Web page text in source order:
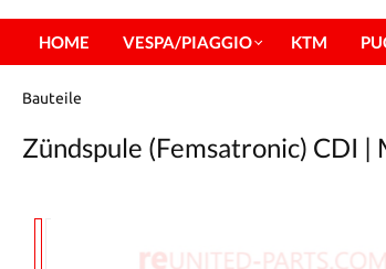
HOME VESPA/PIAGGIO KTM
Bauteile
Zündspule (Femsatronic) CDI |